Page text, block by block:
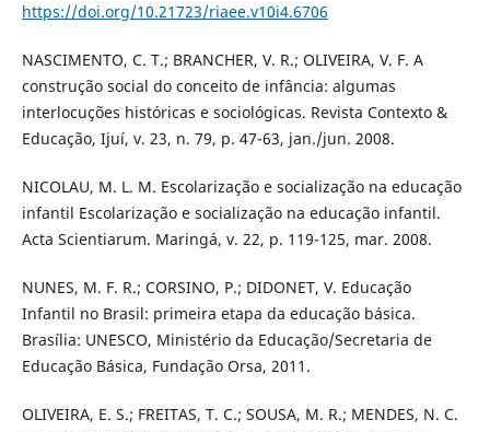
https://doi.org/10.21723/riaee.v10i4.6706
NASCIMENTO, C. T.; BRANCHER, V. R.; OLIVEIRA, V. F. A
construção social do conceito de infância: algumas
interlocuções históricas e sociológicas. Revista Contexto &
Educação, Ijuí, v. 23, n. 79, p. 47-63, jan./jun. 2008.
NICOLAU, M. L. M. Escolarização e socialização na educação
infantil Escolarização e socialização na educação infantil.
Acta Scientiarum. Maringá, v. 22, p. 119-125, mar. 2008.
NUNES, M. F. R.; CORSINO, P.; DIDONET, V. Educação
Infantil no Brasil: primeira etapa da educação básica.
Brasília: UNESCO, Ministério da Educação/Secretaria de
Educação Básica, Fundação Orsa, 2011.
OLIVEIRA, E. S.; FREITAS, T. C.; SOUSA, M. R.; MENDES, N. C.